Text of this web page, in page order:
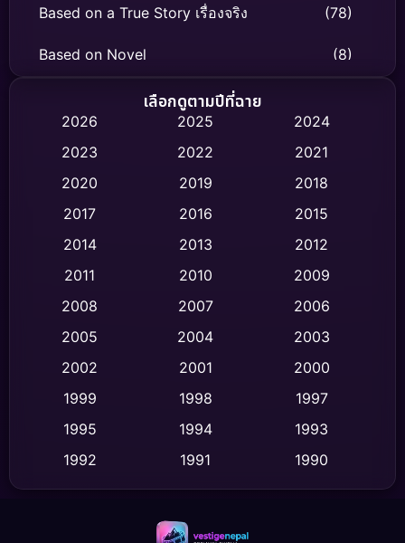
Based on a True Story เรื่องจริง (78)
Based on Novel (8)
Biography ชีวิตจริง
Classic หนังคลาสสิก (47)
Comedy ตลก (436)
Crime อาชญากรรม (513)
Cult Film
Dance เต้น (10)
Detective สืบสวน (59)
เลือกดูตามปีที่ฉาย
2026 2025
2024
2023
2022
2021
2020
2019
2018
2017
2016
2015
2014
2013
2012
2011
2010
2009
2008
2007
2006
2005
2004
2003
2002
2001
2000
1999
1998
1997
1995
1994
1993
1992
1991
1990
1989
1988
1986
1983